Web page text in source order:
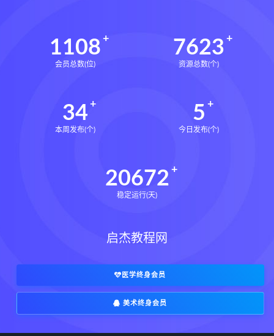
1108
会员总数(位)
7623
资源总数(个)
34
本周发布(个)
5
今日发布(个)
20672
稳定运行(天)
启杰教程网
医学终身会员
美术终身会员